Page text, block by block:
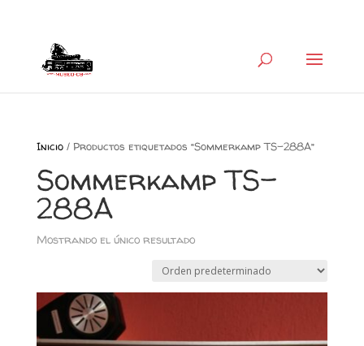
Inicio/ Productos etiquetados “Sommerkamp TS-288A”
Sommerkamp TS-
288A
Mostrando el único resultado